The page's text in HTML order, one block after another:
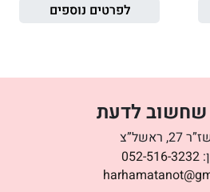
לפרטים נוספים
שחשוב לדעת
ראשל”צ
052-516-3232